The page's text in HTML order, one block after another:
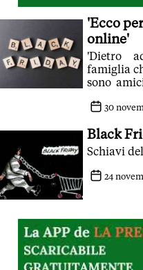
'Ecco
online'
'Dietro
famiglia
sono
ore'30
Black
Schiavi
24